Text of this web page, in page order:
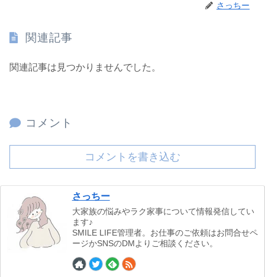
さっちー
関連記事
関連記事は見つかりませんでした。
コメント
コメントを書き込む
さっちー
大家族の悩みやラク家事について情報発信してい
ます♪
SMILE LIFE管理者。お仕事のご依頼はお問合せペ
ージかSNSのDMよりご相談ください。